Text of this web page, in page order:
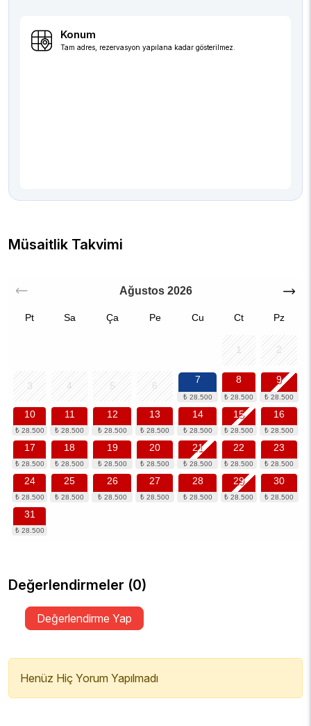
Konum
Tam adres, rezervasyon yapılana kadar gösterilmez.
Müsaitlik Takvimi
Ağustos 2026
Pt Sa Ça Pe Cu Ct Pz
1 2
3 4 5 6
7 8 9
10 11 12 13 14 15 16
17 18 19 20 21 22 23
24 25 26 27 28 29 30
31
Değerlendirmeler (0)
Değerlendirme Yap
Henüz Hiç Yorum Yapılmadı